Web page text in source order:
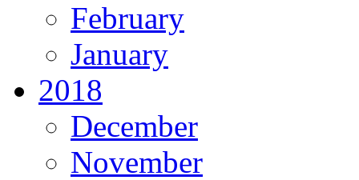
February
January
2018
December
November